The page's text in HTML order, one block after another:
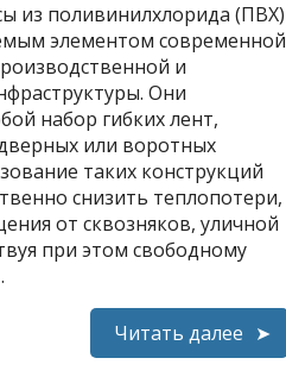
из поливинилхлорида (ПВХ)
элементом современной
и
Они
набор гибких лент,
или воротных
таких конструкций
снизить теплопотери,
от сквозняков, уличной
при этом свободному
Читать далее